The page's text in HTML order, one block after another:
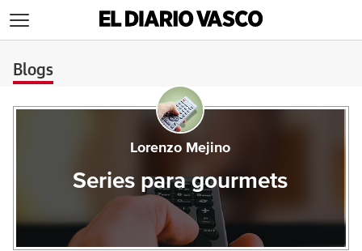
Blogs
Lorenzo Mejino
Series para gourmets